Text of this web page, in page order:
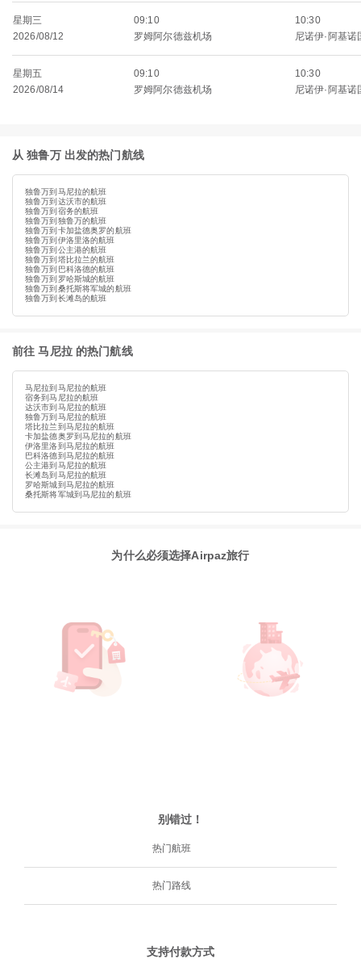
星期三
2026/08/12
09:10
罗姆阿尔德兹机场
10:30
尼诺伊·阿基诺
星期五
2026/08/14
09:10
罗姆阿尔德兹机场
10:30
尼诺伊·阿基诺
从 独鲁万 出发的热门航线
独鲁万到马尼拉的航班
独鲁万到达沃市的航班
独鲁万到宿务的航班
独鲁万到独鲁万的航班
独鲁万到卡加盐德奥罗的航班
独鲁万到伊洛里洛的航班
独鲁万到公主港的航班
独鲁万到塔比拉兰的航班
独鲁万到巴科洛德的航班
独鲁万到罗哈斯城的航班
独鲁万到桑托斯将军城的航班
独鲁万到长滩岛的航班
前往 马尼拉 的热门航线
马尼拉到马尼拉的航班
宿务到马尼拉的航班
达沃市到马尼拉的航班
独鲁万到马尼拉的航班
塔比拉兰到马尼拉的航班
卡加盐德奥罗到马尼拉的航班
伊洛里洛到马尼拉的航班
巴科洛德到马尼拉的航班
公主港到马尼拉的航班
长滩岛到马尼拉的航班
罗哈斯城到马尼拉的航班
桑托斯将军城到马尼拉的航班
为什么必须选择Airpaz旅行
别错过！
热门航班
热门路线
支持付款方式